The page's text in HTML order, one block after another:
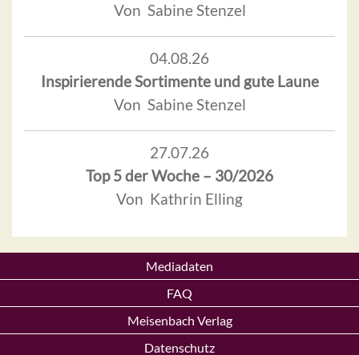
Von Sabine Stenzel
04.08.26
Inspirierende Sortimente und gute Laune
Von Sabine Stenzel
27.07.26
Top 5 der Woche – 30/2026
Von Kathrin Elling
Mediadaten
FAQ
Meisenbach Verlag
Datenschutz